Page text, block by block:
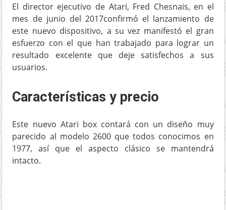
El director ejecutivo de Atari, Fred Chesnais, en el
mes de junio del 2017confirmó el lanzamiento de
este nuevo dispositivo, a su vez manifestó el gran
esfuerzo con el que han trabajado para lograr un
resultado excelente que deje satisfechos a sus
usuarios.
Características y precio
Este nuevo Atari box contará con un diseño muy
parecido al modelo 2600 que todos conocimos en
1977, así que el aspecto clásico se mantendrá
intacto.